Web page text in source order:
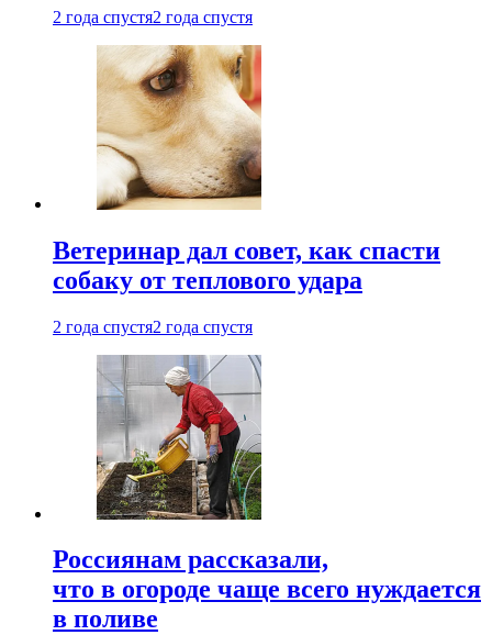
2 года спустя2 года спустя
Ветеринар дал совет, как спасти
собаку от теплового удара
2 года спустя2 года спустя
Россиянам рассказали,
что в огороде чаще всего нуждается
в поливе